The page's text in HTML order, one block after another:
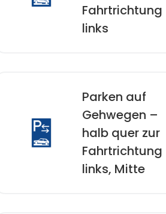
Fahrtrichtung
links
Parken auf
Gehwegen –
halb quer zur
Fahrtrichtung
links, Mitte